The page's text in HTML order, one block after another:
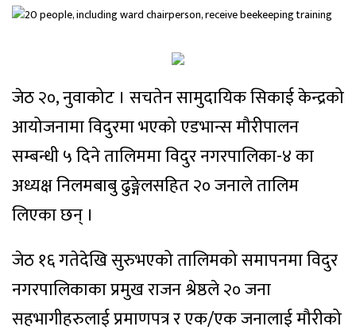
जेठ २०, नुवाकोट । सचतेन सामुदायिक सिकाई केन्द्रको
आयोजनामा विदुरमा भएको एडभान्स मौरीपालन
सम्बन्धी ५ दिने तालिममा विदुर नगरपालिका-४ का
अध्यक्ष निलमबाबु ढुङ्गेलसहित २० जनाले तालिम
लिएका छन् ।
जेठ १६ गतेदेखि सुरुभएको तालिमको समापनमा विदुर
नगरपालिकाका प्रमुख राजन श्रेष्ठले २० जना
सहभागीहरुलाई प्रमाणपत्र र एक/एक जनालाई मौरीको